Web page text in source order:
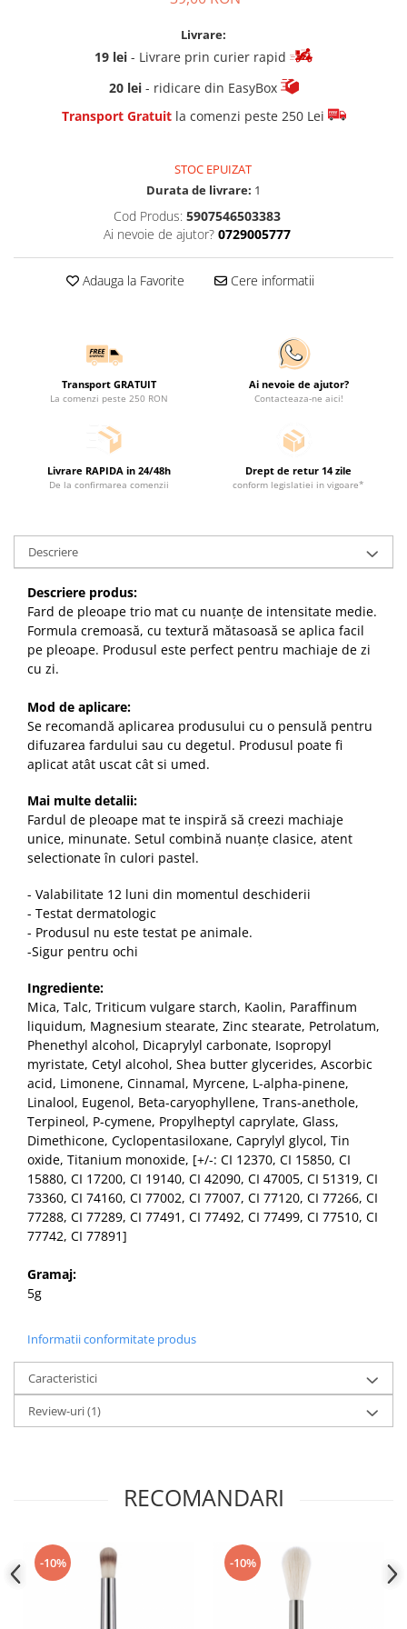
Livrare:
19 lei - Livrare prin curier rapid
20 lei- ridicare din EasyBox
Transport Gratuitla comenzi peste 250 Lei
STOC EPUIZAT
Durata de livrare: 1
Cod Produs: 5907546503383
Ai nevoie de ajutor? 0729005777
Adauga la Favorite Cere informatii
Transport GRATUIT
La comenzi peste 250 RON
Ai nevoie de ajutor?
Contacteaza-ne aici!
Livrare RAPIDA in 24/48h
De la confirmarea comenzii
Drept de retur 14 zile
conform legislatiei in vigoare*
Descriere
Descriere produs:
Fard de pleoape trio mat cu nuanțe de intensitate medie.
Formula cremoasă, cu textură mătasoasă se aplica facil
pe pleoape. Produsul este perfect pentru machiaje de zi
cu zi.
Mod de aplicare:
Se recomandă aplicarea produsului cu o pensulă pentru
difuzarea fardului sau cu degetul. Produsul poate fi
aplicat atât uscat cât si umed.
Mai multe detalii:
Fardul de pleoape mat te inspiră să creezi machiaje
unice, minunate. Setul combină nuanțe clasice, atent
selectionate în culori pastel.
- Valabilitate 12 luni din momentul deschiderii
- Testat dermatologic
- Produsul nu este testat pe animale.
-Sigur pentru ochi
Ingrediente:
Mica, Talc, Triticum vulgare starch, Kaolin, Paraffinum
liquidum, Magnesium stearate, Zinc stearate, Petrolatum,
Phenethyl alcohol, Dicaprylyl carbonate, Isopropyl
myristate, Cetyl alcohol, Shea butter glycerides, Ascorbic
acid, Limonene, Cinnamal, Myrcene, L-alpha-pinene,
Linalool, Eugenol, Beta-caryophyllene, Trans-anethole,
Terpineol, P-cymene, Propylheptyl caprylate, Glass,
Dimethicone, Cyclopentasiloxane, Caprylyl glycol, Tin
oxide, Titanium monoxide, [+/-: CI 12370, CI 15850, CI
15880, CI 17200, CI 19140, CI 42090, CI 47005, CI 51319, CI
73360, CI 74160, CI 77002, CI 77007, CI 77120, CI 77266, CI
77288, CI 77289, CI 77491, CI 77492, CI 77499, CI 77510, CI
77742, CI 77891]
Gramaj:
5g
Informatii conformitate produs
Caracteristici
Review-uri(1)
RECOMANDARI
-10% -10%